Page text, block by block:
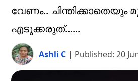
വേണം..
എടുക്കരുത്......
Ashli C | Published: 20